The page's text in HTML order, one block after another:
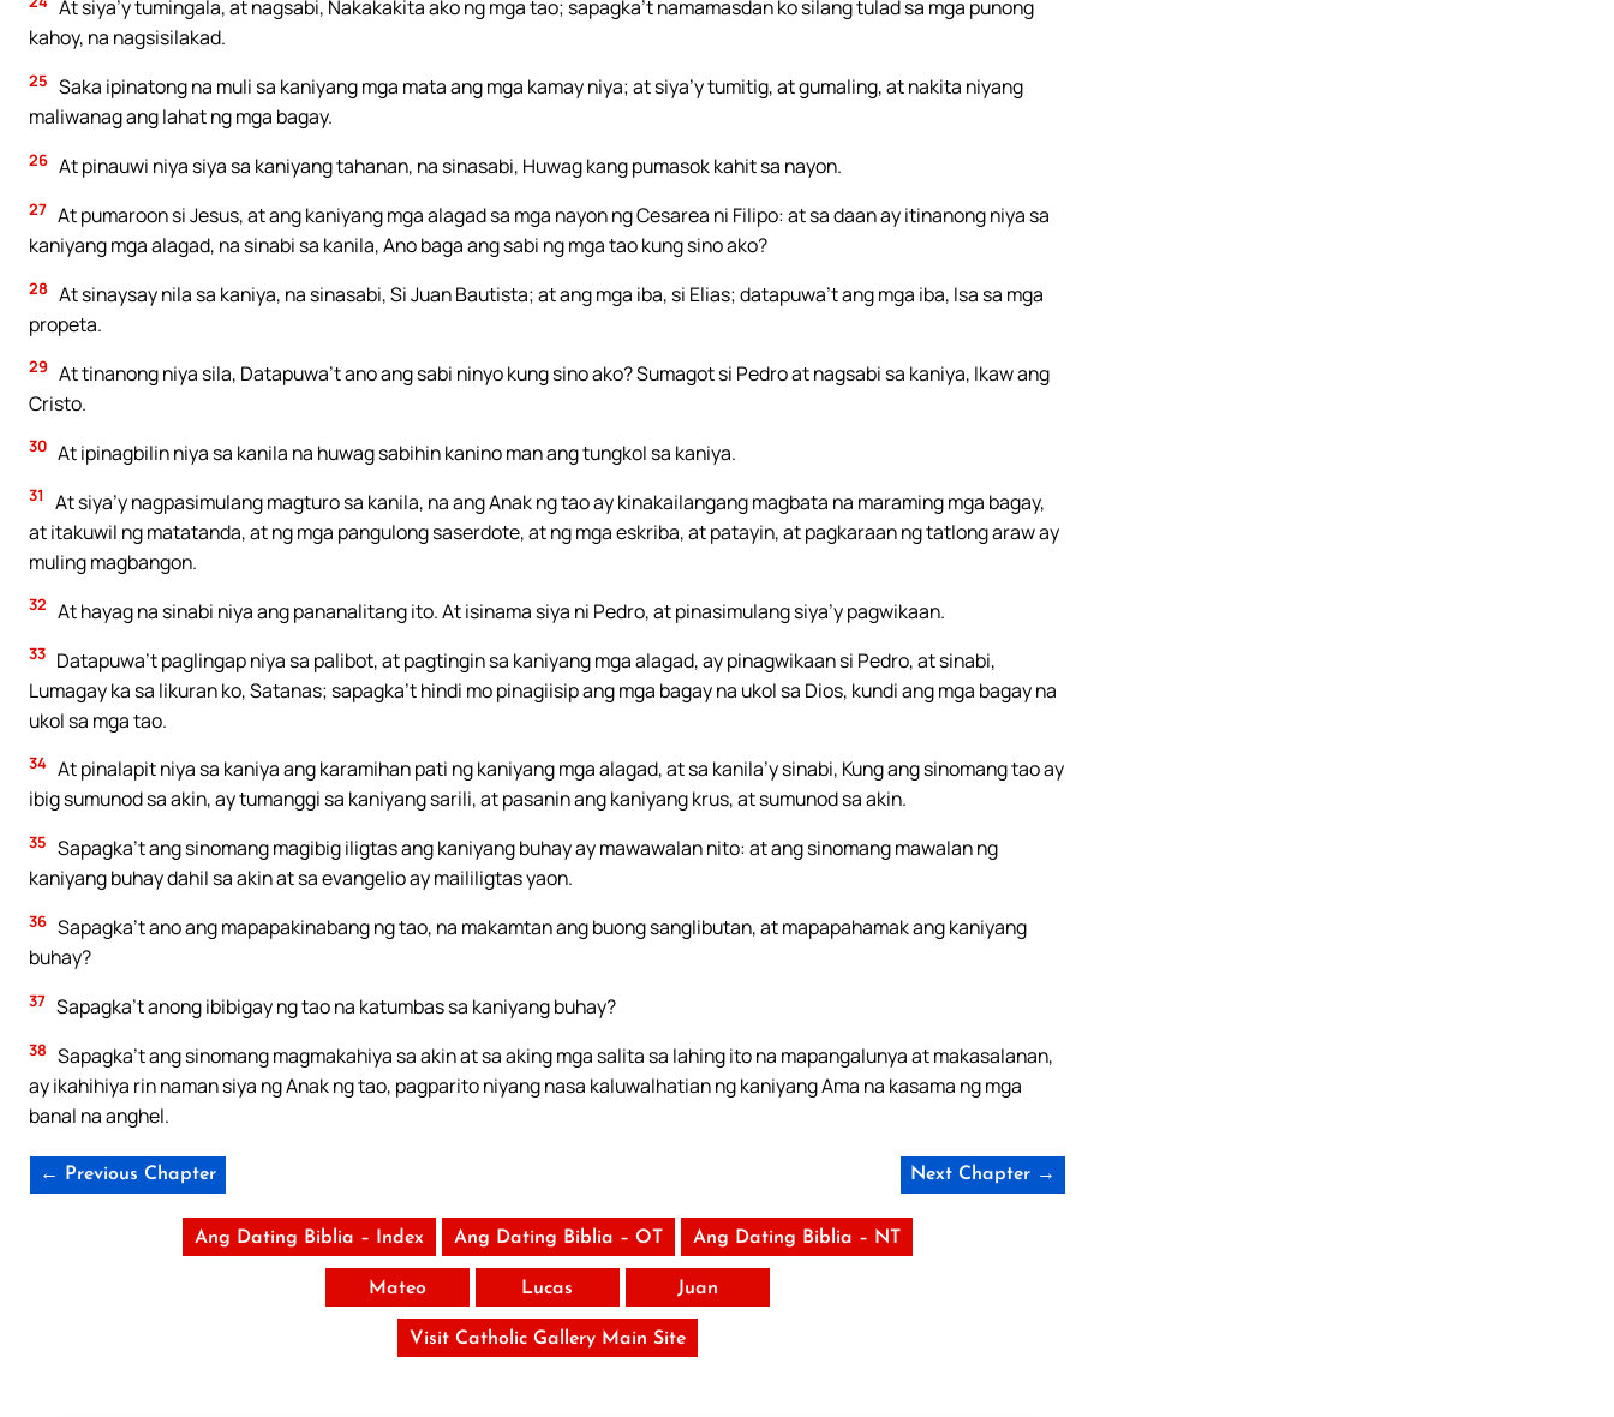
At siya’y tumingala, at nagsabi, Nakakakita ako ng mga tao; sapagka’t namamasdan ko silang tulad sa mga punong
kahoy, na nagsisilakad.
25 Saka ipinatong na muli sa kaniyang mga mata ang mga kamay niya; at siya’y tumitig, at gumaling, at nakita niyang
maliwanag ang lahat ng mga bagay.
26 At pinauwi niya siya sa kaniyang tahanan, na sinasabi, Huwag kang pumasok kahit sa nayon.
27 At pumaroon si Jesus, at ang kaniyang mga alagad sa mga nayon ng Cesarea ni Filipo: at sa daan ay itinanong niya sa
kaniyang mga alagad, na sinabi sa kanila, Ano baga ang sabi ng mga tao kung sino ako?
28 At sinaysay nila sa kaniya, na sinasabi, Si Juan Bautista; at ang mga iba, si Elias; datapuwa’t ang mga iba, Isa sa mga
propeta.
29 At tinanong niya sila, Datapuwa’t ano ang sabi ninyo kung sino ako? Sumagot si Pedro at nagsabi sa kaniya, Ikaw ang
Cristo.
30 At ipinagbilin niya sa kanila na huwag sabihin kanino man ang tungkol sa kaniya.
31
At siya’y nagpasimulang magturo sa kanila, na ang Anak ng tao ay kinakailangang magbata na maraming mga bagay,
at itakuwil ng matatanda, at ng mga pangulong saserdote, at ng mga eskriba, at patayin, at pagkaraan ng tatlong araw ay
muling magbangon.
32 At hayag na sinabi niya ang pananalitang ito. At isinama siya ni Pedro, at pinasimulang siya’y pagwikaan.
33 Datapuwa’t paglingap niya sa palibot, at pagtingin sa kaniyang mga alagad, ay pinagwikaan si Pedro, at sinabi,
Lumagay ka sa likuran ko, Satanas; sapagka’t hindi mo pinagiisip ang mga bagay na ukol sa Dios, kundi ang mga bagay na
ukol sa mga tao.
34 At pinalapit niya sa kaniya ang karamihan pati ng kaniyang mga alagad, at sa kanila’y sinabi, Kung ang sinomang tao ay
ibig sumunod sa akin, ay tumanggi sa kaniyang sarili, at pasanin ang kaniyang krus, at sumunod sa akin.
35 Sapagka’t ang sinomang magibig iligtas ang kaniyang buhay ay mawawalan nito: at ang sinomang mawalan ng
kaniyang buhay dahil sa akin at sa evangelio ay maililigtas yaon.
36 Sapagka’t ano ang mapapakinabang ng tao, na makamtan ang buong sanglibutan, at mapapahamak ang kaniyang
buhay?
37 Sapagka’t anong ibibigay ng tao na katumbas sa kaniyang buhay?
38 Sapagka’t ang sinomang magmakahiya sa akin at sa aking mga salita sa lahing ito na mapangalunya at makasalanan,
ay ikahihiya rin naman siya ng Anak ng tao, pagparito niyang nasa kaluwalhatian ng kaniyang Ama na kasama ng mga
banal na anghel.
← Previous Chapter Next Chapter →
Ang Dating Biblia – Index Ang Dating Biblia – OT Ang Dating Biblia – NT
Mateo Lucas Juan
Visit Catholic Gallery Main Site